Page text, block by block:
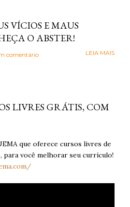
VÍCIOS E MAUS
O ABSTER!
comentário LEIA MAIS
LIVRES GRÁTIS, COM
que oferece cursos livres de
para você melhorar seu currículo!